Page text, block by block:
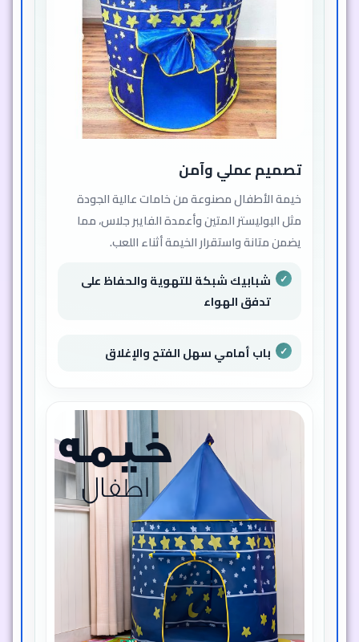
تصميم عملي وآمن
خيمة الأطفال مصنوعة من خامات عالية الجودة
مثل البوليستر المتين وأعمدة الفايبر جلاس، مما
يضمن متانة واستقرار الخيمة أثناء اللعب.
شبابيك شبكة للتهوية والحفاظ على
تدفق الهواء
باب أمامي سهل الفتح والإغلاق